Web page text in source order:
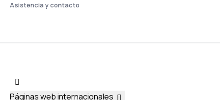
Asistencia y contacto
Páginas web internacionales